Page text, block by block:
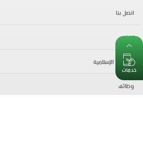
اتصل بنا
اخبار
الصيرفة الإسلامية
وظائف
خدمات